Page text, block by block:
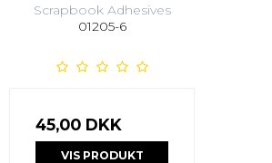
Scrapbook Adhesives
01205-6
45,00 DKK
VIS PRODUKT